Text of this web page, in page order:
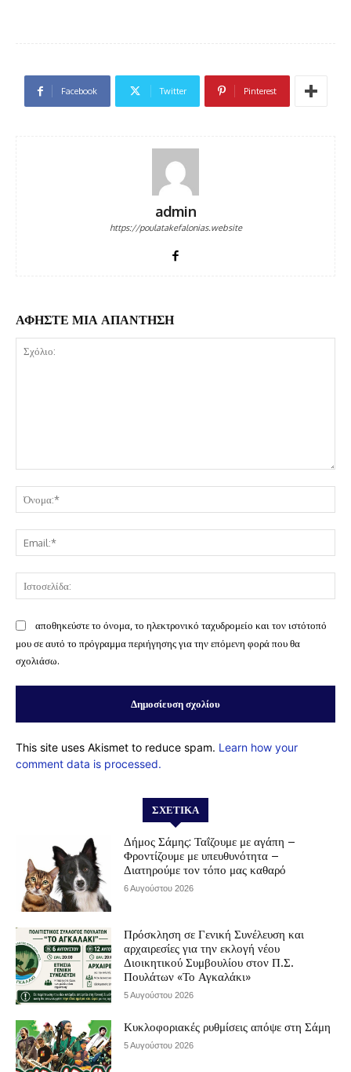
Facebook Twitter Pinterest
admin
https://poulatakefalonias.website
ΑΦΗΣΤΕ ΜΙΑ ΑΠΑΝΤΗΣΗ
αποθηκεύστε το όνομα, το ηλεκτρονικό ταχυδρομείο και τον ιστότοπό
μου σε αυτό το πρόγραμμα περιήγησης για την επόμενη φορά που θα
σχολιάσω.
This site uses Akismet to reduce spam. Learn how your
comment data is processed.
ΣΧΕΤΙΚΆ
Δήμος Σάμης: Ταΐζουμε με αγάπη –
Φροντίζουμε με υπευθυνότητα –
Διατηρούμε τον τόπο μας καθαρό
6 Αυγούστου 2026
Πρόσκληση σε Γενική Συνέλευση και
αρχαιρεσίες για την εκλογή νέου
Διοικητικού Συμβουλίου στον Π.Σ.
Πουλάτων «Το Αγκαλάκι»
5 Αυγούστου 2026
Κυκλοφοριακές ρυθμίσεις απόψε στη Σάμη
5 Αυγούστου 2026